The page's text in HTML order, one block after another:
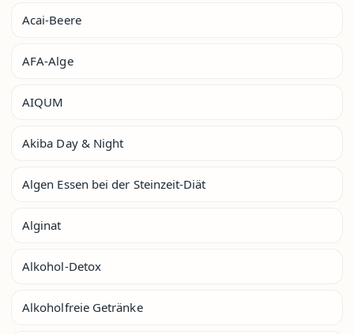
Acai-Beere
AFA-Alge
AIQUM
Akiba Day & Night
Algen Essen bei der Steinzeit-Diät
Alginat
Alkohol-Detox
Alkoholfreie Getränke